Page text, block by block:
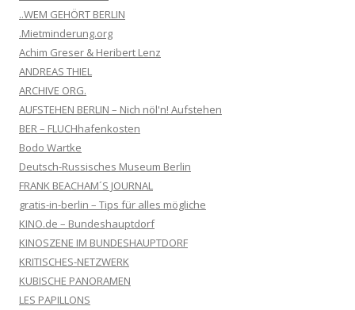
..WEM GEHÖRT BERLIN
.Mietminderung.org
Achim Greser & Heribert Lenz
ANDREAS THIEL
ARCHIVE ORG.
AUFSTEHEN BERLIN – Nich nöl'n! Aufstehen
BER – FLUCHhafenkosten
Bodo Wartke
Deutsch-Russisches Museum Berlin
FRANK BEACHAM´S JOURNAL
gratis-in-berlin – Tips für alles mögliche
KINO.de – Bundeshauptdorf
KINOSZENE IM BUNDESHAUPTDORF
KRITISCHES-NETZWERK
KUBISCHE PANORAMEN
LES PAPILLONS